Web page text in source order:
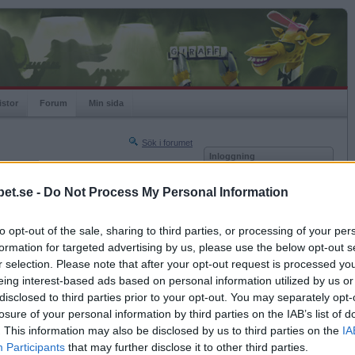
- Do Not Process My Personal Information
opt-out of the sale, sharing to third parties, or processing of your
for targeted advertising by us, please use the below opt-out
selection. Please note that after your opt-out request is processed
interest-based ads based on personal information utilized by us
to third parties prior to your opt-out. You may separately
of your personal information by third parties on the IAB’s list of
This information may also be disclosed by us to third parties on the
Participants that may further disclose it to other third parties.
Forum Min sida
Sök i forumet
Nästa sida »
2008-09-03 16:08
gång man träffar dig?
Inloggning
Kom ihåg mig
Glömt ditt lösenord?
Få ny aktiveringslänk
Betapet är gratis!